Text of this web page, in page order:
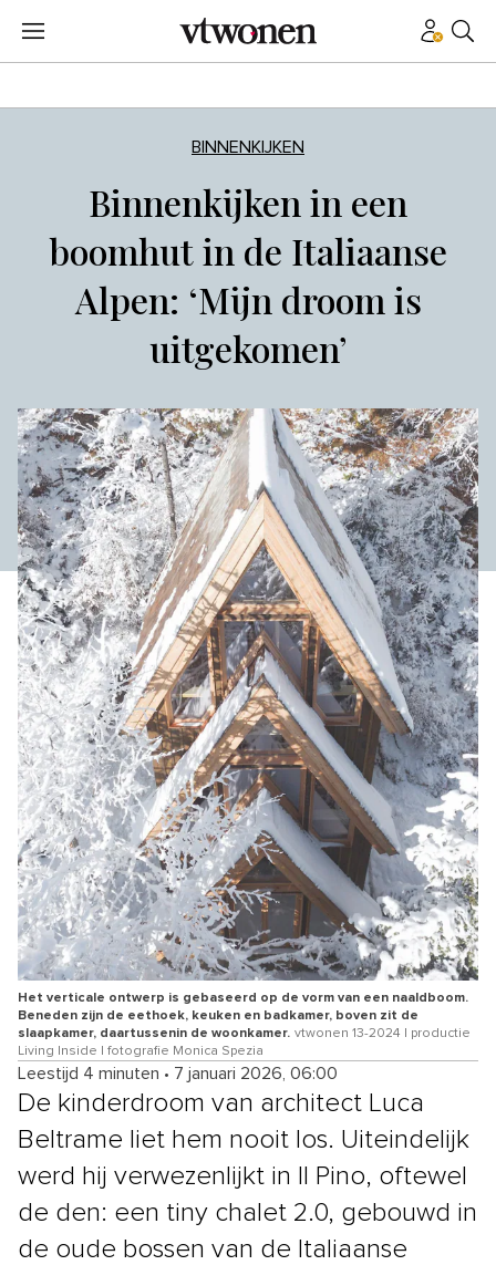
BINNENKIJKEN
Binnenkijken in een
boomhut in de Italiaanse
Alpen: ‘Mijn droom is
uitgekomen’
Het verticale ontwerp is gebaseerd op de vorm van een naaldboom.
Beneden zijn de eethoek, keuken en badkamer, boven zit de
slaapkamer, daartussenin de woonkamer. vtwonen 13-2024 | productie
Living Inside | fotografie Monica Spezia
Leestijd 4 minuten • 7 januari 2026, 06:00
De kinderdroom van architect Luca
Beltrame liet hem nooit los. Uiteindelijk
werd hij verwezenlijkt in Il Pino, oftewel
de den: een tiny chalet 2.0, gebouwd in
de oude bossen van de Italiaanse